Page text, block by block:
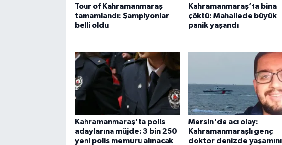
Tour of Kahramanmaraş
tamamlandı: Şampiyonlar
belli oldu
Kahramanmaraş’ta bina
çöktü: Mahallede büyük
panik yaşandı
Kahramanmaraş’ta polis
adaylarına müjde: 3 bin 250
yeni polis memuru alınacak
Mersin'de acı olay:
Kahramanmaraşlı genç
doktor denizde yaşamını